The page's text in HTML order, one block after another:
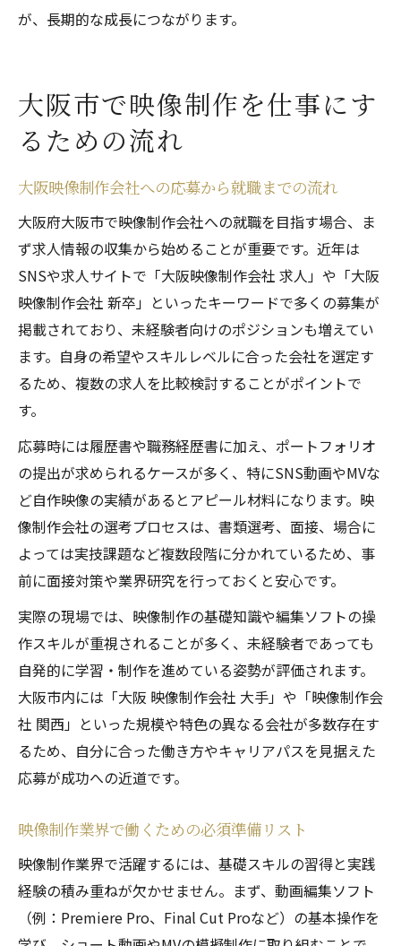
が、長期的な成長につながります。
大阪市で映像制作を仕事にす
るための流れ
大阪映像制作会社への応募から就職までの流れ
大阪府大阪市で映像制作会社への就職を目指す場合、ま
ず求人情報の収集から始めることが重要です。近年は
SNSや求人サイトで「大阪映像制作会社 求人」や「大阪
映像制作会社 新卒」といったキーワードで多くの募集が
掲載されており、未経験者向けのポジションも増えてい
ます。自身の希望やスキルレベルに合った会社を選定す
るため、複数の求人を比較検討することがポイントで
す。
応募時には履歴書や職務経歴書に加え、ポートフォリオ
の提出が求められるケースが多く、特にSNS動画やMVな
ど自作映像の実績があるとアピール材料になります。映
像制作会社の選考プロセスは、書類選考、面接、場合に
よっては実技課題など複数段階に分かれているため、事
前に面接対策や業界研究を行っておくと安心です。
実際の現場では、映像制作の基礎知識や編集ソフトの操
作スキルが重視されることが多く、未経験者であっても
自発的に学習・制作を進めている姿勢が評価されます。
大阪市内には「大阪 映像制作会社 大手」や「映像制作会
社 関西」といった規模や特色の異なる会社が多数存在す
るため、自分に合った働き方やキャリアパスを見据えた
応募が成功への近道です。
映像制作業界で働くための必須準備リスト
映像制作業界で活躍するには、基礎スキルの習得と実践
経験の積み重ねが欠かせません。まず、動画編集ソフト
（例：Premiere Pro、Final Cut Proなど）の基本操作を